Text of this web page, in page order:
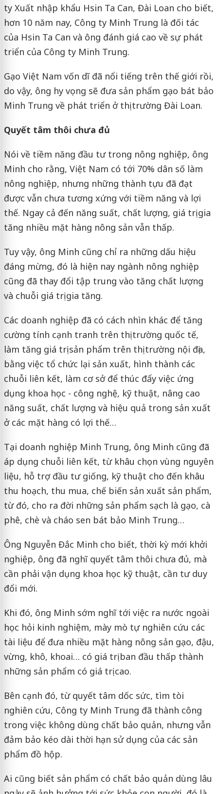
ty Xuất nhập khẩu Hsin Ta Can, Đài Loan cho biết,
hơn 10 năm nay, Công ty Minh Trung là đối tác
của Hsin Ta Can và ông đánh giá cao về sự phát
triển của Công ty Minh Trung.
Gạo Việt Nam vốn dĩ đã nổi tiếng trên thế giới rồi,
do vậy, ông hy vọng sẽ đưa sản phẩm gạo bát bảo
Minh Trung về phát triển ở thị trường Đài Loan.
Quyết tâm thôi chưa đủ
Nói về tiềm năng đầu tư trong nông nghiệp, ông
Minh cho rằng, Việt Nam có tới 70% dân số làm
nông nghiệp, nhưng những thành tựu đã đạt
được vẫn chưa tương xứng với tiềm năng và lợi
thế. Ngay cả đến năng suất, chất lượng, giá trị gia
tăng nhiều mặt hàng nông sản vẫn thấp.
Tuy vậy, ông Minh cũng chỉ ra những dấu hiệu
đáng mừng, đó là hiện nay ngành nông nghiệp
cũng đã thay đổi tập trung vào tăng chất lượng
và chuỗi giá trị gia tăng.
Các doanh nghiệp đã có cách nhìn khác để tăng
cường tính cạnh tranh trên thị trường quốc tế,
làm tăng giá trị sản phẩm trên thị trường nội địa,
bằng việc tổ chức lại sản xuất, hình thành các
chuỗi liên kết, làm cơ sở để thúc đẩy việc ứng
dụng khoa học - công nghệ, kỹ thuật, nâng cao
năng suất, chất lượng và hiệu quả trong sản xuất
ở các mặt hàng có lợi thế…
Tại doanh nghiệp Minh Trung, ông Minh cũng đã
áp dụng chuỗi liên kết, từ khâu chọn vùng nguyên
liệu, hỗ trợ đầu tư giống, kỹ thuật cho đến khâu
thu hoạch, thu mua, chế biến sản xuất sản phẩm,
từ đó, cho ra đời những sản phẩm sạch là gạo, cà
phê, chè và cháo sen bát bảo Minh Trung…
Ông Nguyễn Đắc Minh cho biết, thời kỳ mới khởi
nghiệp, ông đã nghĩ quyết tâm thôi chưa đủ, mà
cần phải vận dụng khoa học kỹ thuật, cần tư duy
đổi mới.
Khi đó, ông Minh sớm nghĩ tới việc ra nước ngoài
học hỏi kinh nghiệm, mày mò tự nghiên cứu các
tài liệu để đưa nhiều mặt hàng nông sản gạo, đậu,
vừng, khô, khoai… có giá trị ban đầu thấp thành
những sản phẩm có giá trị cao.
Bên cạnh đó, từ quyết tâm dốc sức, tìm tòi
nghiên cứu, Công ty Minh Trung đã thành công
trong việc không dùng chất bảo quản, nhưng vẫn
đảm bảo kéo dài thời hạn sử dụng của các sản
phẩm đồ hộp.
Ai cũng biết sản phẩm có chất bảo quản dùng lâu